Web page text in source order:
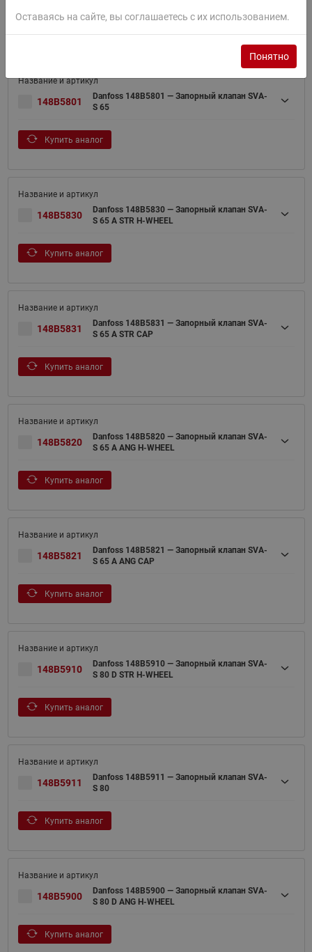
148B5801
Danfoss 148B5801 — Запорный клапан SVA-
S 65
Купить аналог
148B5830
Danfoss 148B5830 — Запорный клапан SVA-
S 65 A STR H-WHEEL
Купить аналог
148B5831
Danfoss 148B5831 — Запорный клапан SVA-
S 65 A STR CAP
Купить аналог
148B5820
Danfoss 148B5820 — Запорный клапан SVA-
S 65 A ANG H-WHEEL
Купить аналог
148B5821
Danfoss 148B5821 — Запорный клапан SVA-
S 65 A ANG CAP
Купить аналог
148B5910
Danfoss 148B5910 — Запорный клапан SVA-
S 80 D STR H-WHEEL
Купить аналог
148B5911
Danfoss 148B5911 — Запорный клапан SVA-
S 80
Купить аналог
148B5900
Danfoss 148B5900 — Запорный клапан SVA-
S 80 D ANG H-WHEEL
Купить аналог
Оставаясь на сайте, вы соглашаетесь с их использованием.
Понятно